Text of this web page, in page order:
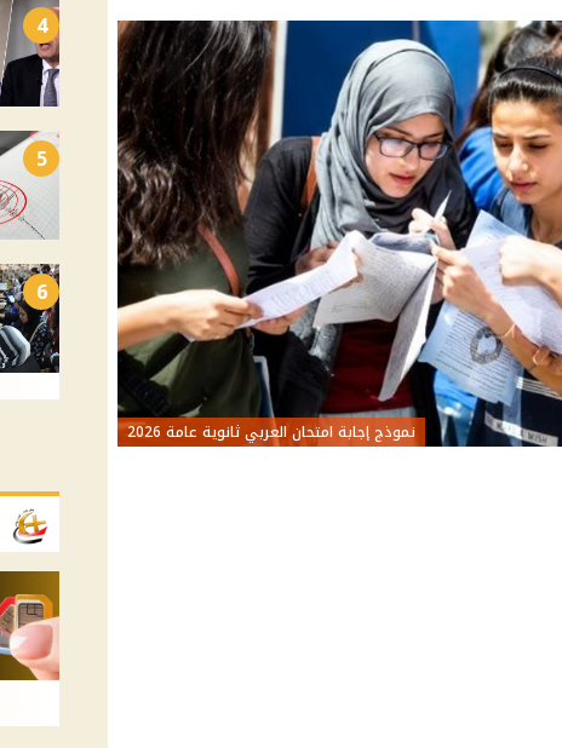
نموذج إجابة امتحان العربي ثانوية عامة 2026
4
5
6